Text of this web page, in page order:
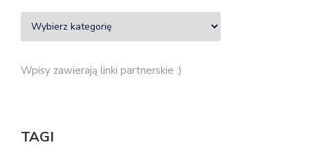
Wpisy zawierają linki partnerskie :)
TAGI